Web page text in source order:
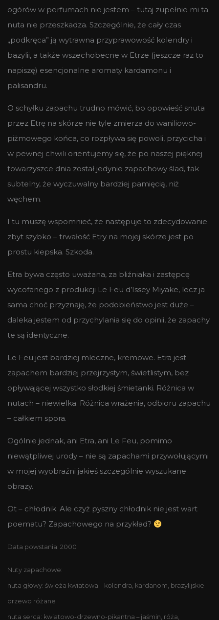
ogórów w perfumach nie jestem – tutaj zupełnie mi ta
nuta nie przeszkadza. Szczególnie, że cały czas
„podkręca” ją wytrawna przyprawowość kolendry i
bazylii, a także wszechobecne w Etrze (jeszcze raz to
napiszę) esencjonalne aromaty kardamonu i
palisandru.
O schyłku zapachu trudno mówić, bo opowieść snuta
przez Etrę na skórze nie tyle zmierza do waniliowo-
piżmowego końca, co rozpływa się powoli, przycicha i
w pewnej chwili orientujemy się, że po naszej pięknej
towarzyszce dnia został jedynie zapachowy ślad, tak
subtelny, że wyczuwalny bardziej pamięcią, niż
węchem.
I tu muszę wspomnieć, że następuje to zdecydowanie
zbyt szybko – trwałość Etry na mojej skórze jest po
prostu kiepska. Szkoda.
Etra bywa często uważana, za bliźniaka i zastępcę
wycofanego z produkcji Le Feu d’Issey Miyake, lecz ja
sama choć przyznaję, że podobieństwo jest duże –
daleka jestem od przychylania się do opinii, że zapachy
te są identyczne.
Le Feu jest bardziej mleczne, kremowe. Etra jest
zapachem bardziej przejrzystym, świetlistym, bez
opływającej wszystko słodkiej śmietanki. Różnica w
nutach – niewielka. Różnica wrażenia, odbioru zapachu
– całkiem spora.
Ogólnie jednak, ani Etra, ani Le Feu, pomimo
niewątpliwej urody – nie są zapachami przywołującymi
w mojej wyobraźni jakieś szczególnie wyszukane
obrazy.
Ot – chłodnik. Ale czyż pyszny chłodnik nie jest wart
poematu? Zapachowego na przykład?
Data powstania: 2000
Nuty zapachowe:
nuta głowy: świeża kwiatowa – kolendra, kardanom, brazylijskie
drzewo różane
nuta serca: kwiatowo-drzewno-pikantna – jaśmin, róża,